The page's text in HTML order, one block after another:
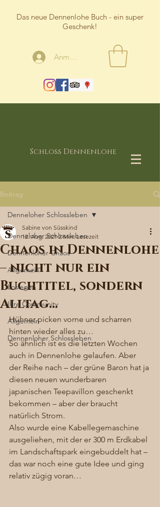
Das neue Dennenlohe Buch - ein super
Geschenk!
Anmelden
Schloss Dennenlohe
Beitrag
Denneloher Schlossleben
Dennenloher Chaos
Allgemein
Loslegen
Ihre Community
Allgemein
Dennenloher Schlossleben
Denneloher Schlossleben
Chaos in Dennenlohe
– nicht nur ein
Buchtitel, sondern
Alltag…
Sabine von Süsskind
12. Aug. 2021 2 Min. Lesezeit
Hühner picken vorne und scharren
hinten wieder alles zu…
So ähnlich ist es die letzten Wochen
auch in Dennenlohe gelaufen. Aber
der Reihe nach – der grüne Baron hat ja
diesen neuen wunderbaren
japanischen Teepavillon geschenkt
bekommen – aber der braucht
natürlich Strom.
Also wurde eine Kabellegemaschine
ausgeliehen, mit der er 300 m Erdkabel
im Landschaftspark eingebuddelt hat –
das war noch eine gute Idee und ging
relativ zügig voran…